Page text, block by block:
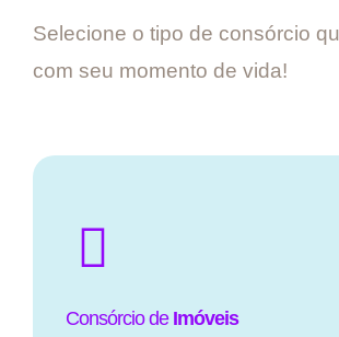
Selecione o tipo de consórcio
com seu momento de vida!
Consórcio de Imóveis